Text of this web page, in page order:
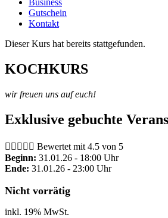
Business
Gutschein
Kontakt
Dieser Kurs hat bereits stattgefunden.
KOCHKURS
wir freuen uns auf euch!
Exklusive gebuchte
     Bewertet mit 4.5 von 5
Beginn: 31.01.26 - 18:00 Uhr
Ende: 31.01.26 - 23:00 Uhr
Nicht vorrätig
inkl. 19% MwSt.